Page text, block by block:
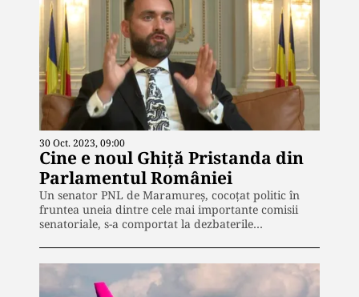
30 Oct. 2023, 09:00
Cine e noul Ghiță Pristanda din
Parlamentul României
Un senator PNL de Maramureș, cocoțat politic în
fruntea uneia dintre cele mai importante comisii
senatoriale, s-a comportat la dezbaterile…